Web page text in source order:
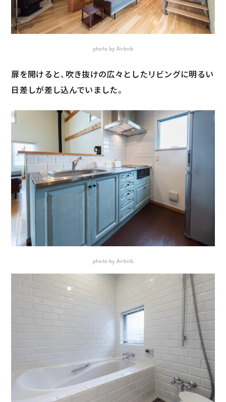
photo by Airbnb
扉を開けると、吹き抜けの広々としたリビングに明るい
日差しが差し込んでいました。
photo by Airbnb